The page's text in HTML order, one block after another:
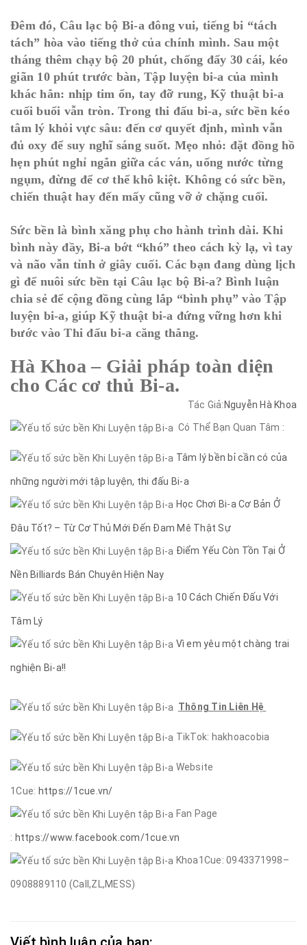
Đêm đó, Câu lạc bộ Bi-a đông vui, tiếng bi “tách
tách” hòa vào tiếng thở của chính mình. Sau một
tháng thêm chạy bộ 20 phút, chống đẩy 30 cái, kéo
giãn 10 phút trước bàn, Tập luyện bi-a của mình
khác hẳn: nhịp tim ổn, tay đỡ rung, Kỹ thuật bi-a
cuối buổi vẫn tròn. Trong thi đấu bi-a, sức bền kéo
tâm lý khỏi vực sâu: đến cơ quyết định, mình vẫn
đủ oxy để suy nghĩ sáng suốt. Mẹo nhỏ: đặt đồng hồ
hẹn phút nghỉ ngắn giữa các ván, uống nước từng
ngụm, đừng để cơ thể khô kiệt. Không có sức bền,
chiến thuật hay đến mấy cũng vỡ ở chặng cuối.
Sức bền là bình xăng phụ cho hành trình dài. Khi
bình này đầy, Bi-a bớt “khó” theo cách kỳ lạ, vì tay
và não vẫn tỉnh ở giây cuối. Các bạn đang dùng lịch
gì để nuôi sức bền tại Câu lạc bộ Bi-a? Bình luận
chia sẻ để cộng đồng cùng lắp “bình phụ” vào Tập
luyện bi-a, giúp Kỹ thuật bi-a đứng vững hơn khi
bước vào Thi đấu bi-a căng thẳng.
Hà Khoa – Giải pháp toàn diện
cho Các cơ thủ Bi-a.
Tác Giả: Nguyễn Hà Khoa
Có Thể Bạn Quan Tâm :
Tâm lý bền bỉ cần có của
những người mới tập luyện, thi đấu Bi-a
Học Chơi Bi-a Cơ Bản Ở
Đâu Tốt? – Từ Cơ Thủ Mới Đến Đam Mê Thật Sự
Điểm Yếu Còn Tồn Tại Ở
Nền Billiards Bán Chuyên Hiện Nay
10 Cách Chiến Đấu Với
Tâm Lý
Vì em yêu một chàng trai
nghiện Bi-a!!
Thông Tin Liên Hệ
TikTok: hakhoacobia
Website
1Cue: https://1cue.vn/
Fan Page
: https://www.facebook.com/1cue.vn
Khoa1Cue: 0943371998–
0908889110 (Call,ZL,MESS)